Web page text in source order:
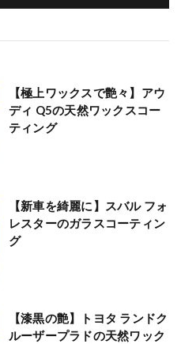
【極上ワックスで艶々】アウ
ディ Q5の天然ワックスコー
ティング
【新車を綺麗に】スバル フォ
レスターのガラスコーティン
グ
【漆黒の艶】トヨタ ランドク
ルーザープラドの天然ワック